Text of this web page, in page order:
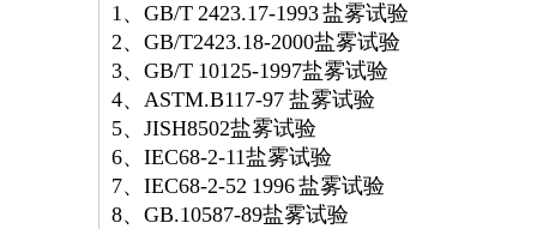
1、 GB/T 2423.17-1993 盐雾试验
2、 GB/T2423.18-2000盐雾试验
3、 GB/T 10125-1997盐雾试验
4、 ASTM.B117-97 盐雾试验
5、 JISH8502盐雾试验
6、 IEC68-2-11盐雾试验
7、 IEC68-2-52 1996 盐雾试验
8、 GB.10587-89盐雾试验